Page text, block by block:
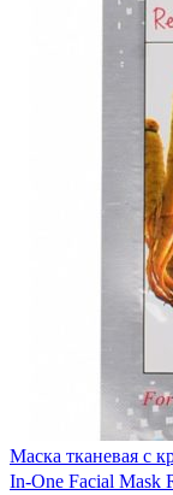
Маска тканевая c
In-One Facial Mask